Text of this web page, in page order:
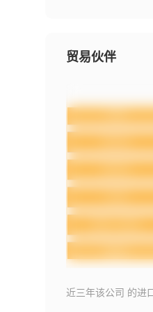
贸易伙伴
近三年该公司 的进